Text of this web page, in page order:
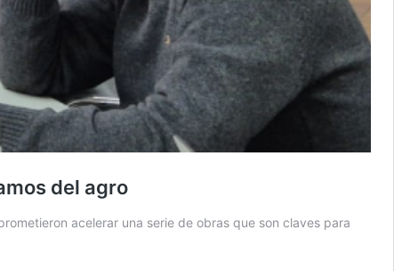
del agro
acelerar una serie de obras que son claves para